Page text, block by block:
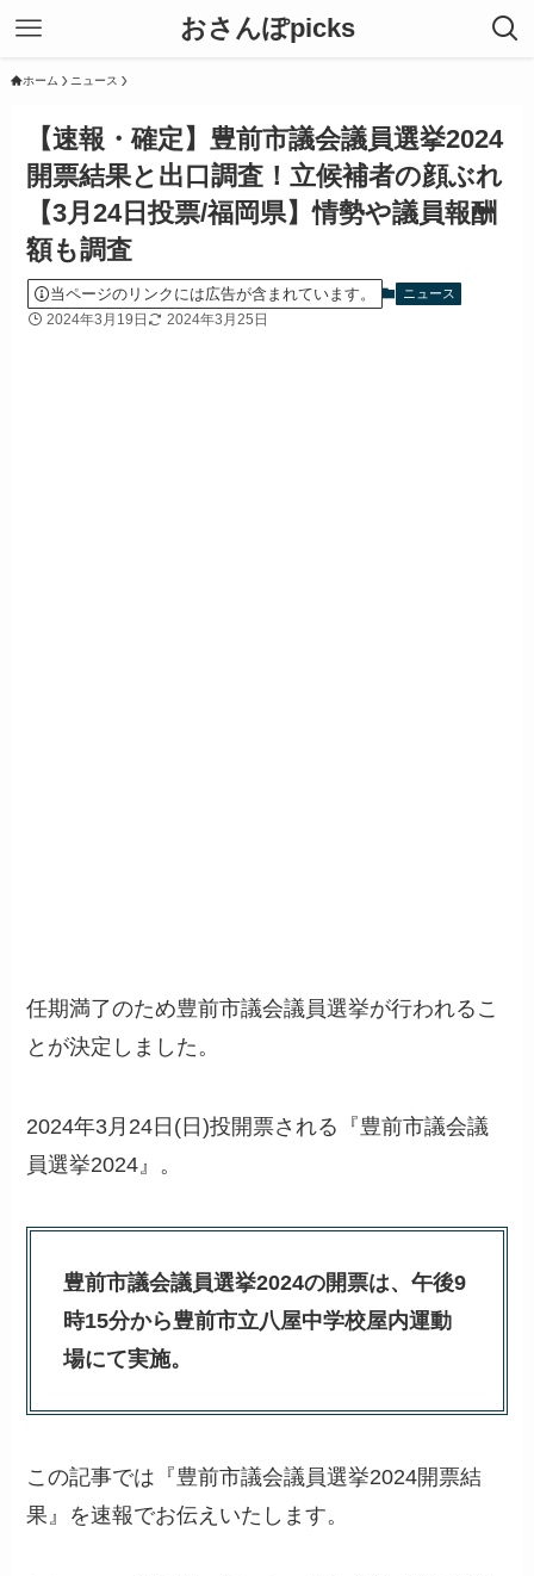
おさんぽpicks
ホーム ニュース
【速報・確定】豊前市議会議員選挙2024
開票結果と出口調査！立候補者の顔ぶれ
【3月24日投票/福岡県】情勢や議員報酬
額も調査
当ページのリンクには広告が含まれています。 ニュース
2024年3月19日 2024年3月25日
任期満了のため豊前市議会議員選挙が行われるこ
とが決定しました。
2024年3月24日(日)投開票される『豊前市議会議
員選挙2024』。
豊前市議会議員選挙2024の開票は、午後9
時15分から豊前市立八屋中学校屋内運動
場にて実施。
この記事では『豊前市議会議員選挙2024開票結
果』を速報でお伝えいたします。